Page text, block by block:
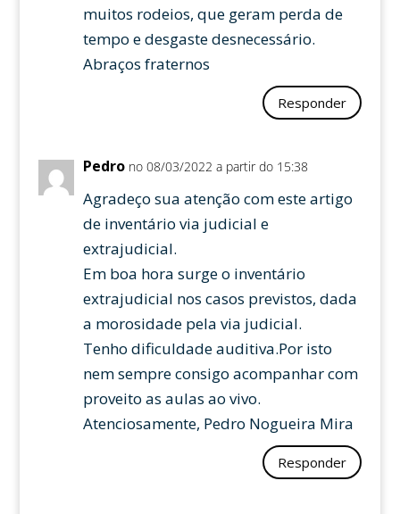
muitos rodeios, que geram perda de
tempo e desgaste desnecessário.
Abraços fraternos
Responder
Pedro no 08/03/2022 a partir do 15:38
Agradeço sua atenção com este artigo
de inventário via judicial e
extrajudicial.
Em boa hora surge o inventário
extrajudicial nos casos previstos, dada
a morosidade pela via judicial.
Tenho dificuldade auditiva.Por isto
nem sempre consigo acompanhar com
proveito as aulas ao vivo.
Atenciosamente, Pedro Nogueira Mira
Responder